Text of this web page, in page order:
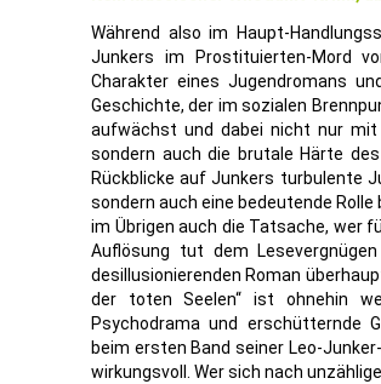
Während also im Haupt-
Junkers im Prostituierten-Mord
Charakter eines Jugendromans
Geschichte, der im sozialen
aufwächst und dabei nicht nur mit
sondern auch die brutale Härte
Rückblicke auf Junkers turbulente
sondern auch eine bedeutende
im Übrigen auch die Tatsache, wer
Auflösung tut dem
desillusionierenden Roman
der toten Seelen“ ist ohnehin
Psychodrama und erschütternde
beim ersten Band seiner Leo-
wirkungsvoll. Wer sich nach